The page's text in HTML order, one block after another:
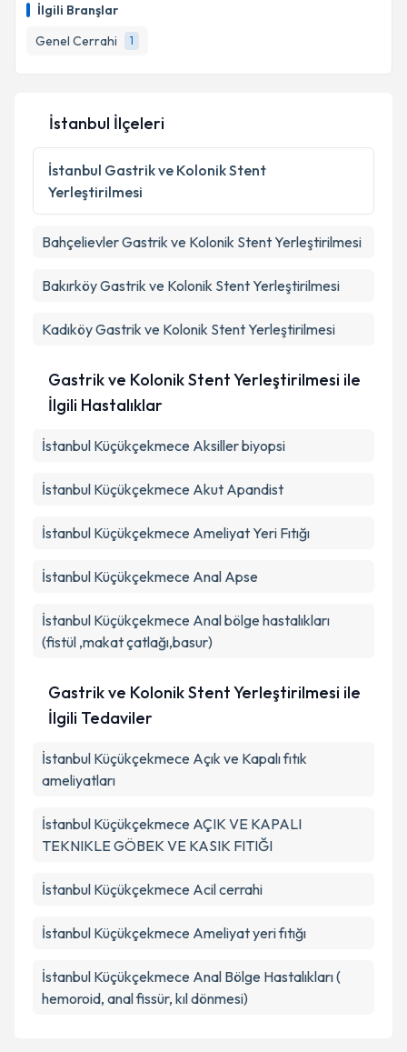
İlgili Branşlar
Genel Cerrahi
1
takvim hazırlandığında e-posta ile bilgilendireceğiz.
E-posta Adresiniz
Kişisel verilerimin işlenmesine ilişkinAydınlatma
Metni
'ni okudum ve kişisel verilerimin belirtilen
kapsamda işlenmesini kabul ediyorum.
Takvim Talebini Gönder
İstanbul İlçeleri
İstanbul Gastrik ve Kolonik Stent
Yerleştirilmesi
BahçelievlerGastrik ve Kolonik Stent Yerleştirilmesi
BakırköyGastrik ve Kolonik Stent Yerleştirilmesi
KadıköyGastrik ve Kolonik Stent Yerleştirilmesi
Gastrik ve Kolonik Stent Yerleştirilmesi ile
İlgili Hastalıklar
İstanbul Küçükçekmece Aksiller biyopsi
İstanbul Küçükçekmece Akut Apandist
İstanbul Küçükçekmece Ameliyat Yeri Fıtığı
İstanbul Küçükçekmece Anal Apse
İstanbul Küçükçekmece Anal bölge hastalıkları
(fistül ,makat çatlağı,basur)
Gastrik ve Kolonik Stent Yerleştirilmesi ile
İlgili Tedaviler
İstanbul Küçükçekmece Açık ve Kapalı fıtık
ameliyatları
İstanbul Küçükçekmece AÇIK VE KAPALI
TEKNIKLE GÖBEK VE KASIK FITIĞI
İstanbul Küçükçekmece Acil cerrahi
İstanbul Küçükçekmece Ameliyat yeri fıtığı
İstanbul Küçükçekmece Anal Bölge Hastalıkları (
hemoroid, anal fissür, kıl dönmesi)